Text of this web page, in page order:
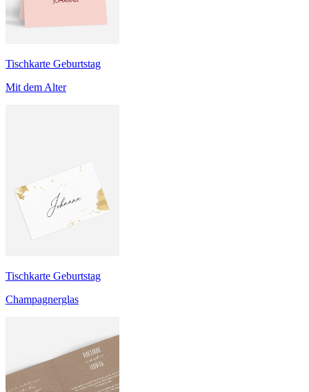
Tischkarte Geburtstag
Mit dem Alter
Tischkarte Geburtstag
Champagnerglas